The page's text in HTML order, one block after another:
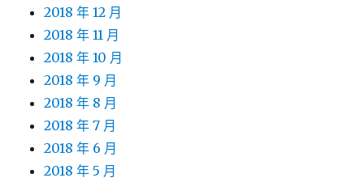
2018 年 12 月
2018 年 11 月
2018 年 10 月
2018 年 9 月
2018 年 8 月
2018 年 7 月
2018 年 6 月
2018 年 5 月